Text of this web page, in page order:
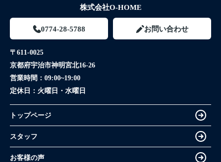
株式会社O-HOME
0774-28-5788 お問い合わせ
〒611-0025
京都府宇治市神明宮北16-26
営業時間： 09:00~19:00
定休日： 火曜日・水曜日
トップページ
スタッフ
お客様の声